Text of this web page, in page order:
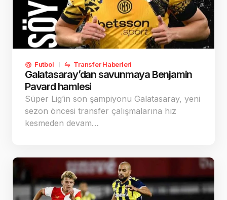
Futbol Transfer Haberleri
Galatasaray’dan savunmaya Benjamin
Pavard hamlesi
Süper Lig’in son şampiyonu Galatasaray, yeni
sezon öncesi transfer çalışmalarına hız
kesmeden devam…